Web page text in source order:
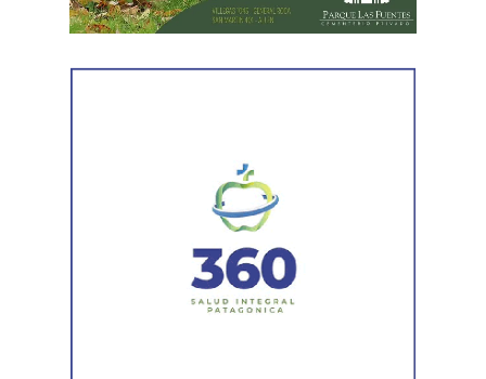
deteriorados, la reposición y compactación del material
de apoyo y relleno, y la ejecución de las nuevas losas de
hormigón con sus respectivas juntas. En forma paralela,
se reconstruyeron 18 metros cuadrados de vereda sobre
la banquina del canal, luego del acondicionamiento de su
base. Actualmente, la obra se encuentra en su etapa final,